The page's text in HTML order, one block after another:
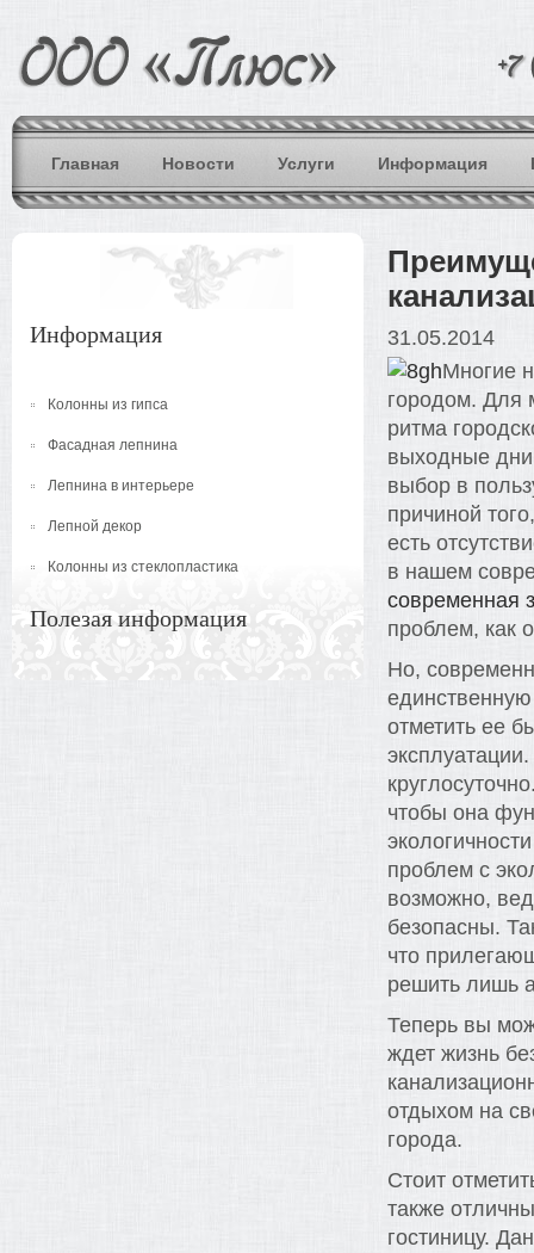
Главная Новости Услуги Информация
Информация
Колонны из гипса
Фасадная лепнина
Лепнина в интерьере
Лепной декор
Колонны из стеклопластика
Полезая информация
31.05.2014
Многие
городом. Для
ритма
выходные дни
выбор в
причиной
есть
в нашем
современная
проблем, как
Но,
отметить ее
чтобы она
проблем с
возможно,
безопасны.
что
решить лишь
Теперь вы
ждет жизнь
отдыхом на
города.
Стоит
также
гостиницу.